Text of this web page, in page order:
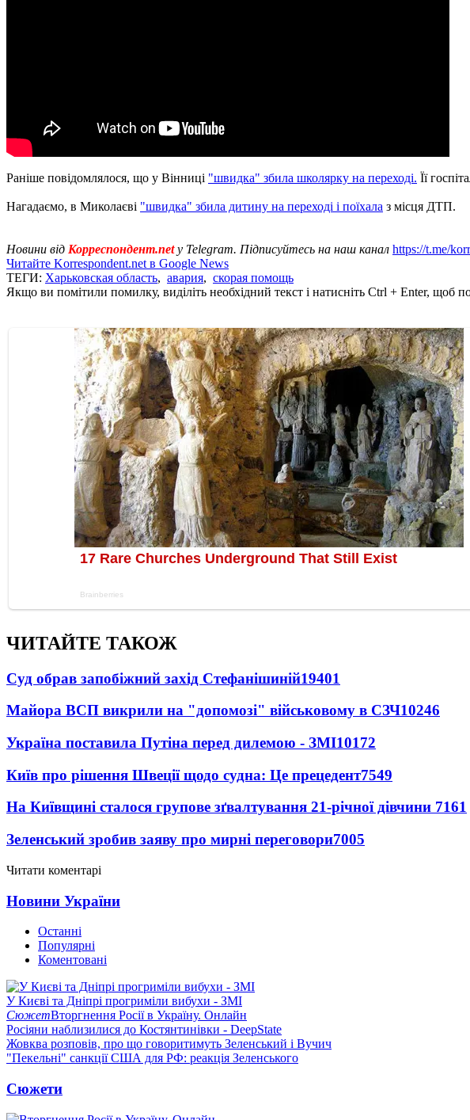
Раніше повідомлялося, що у Вінниці "швидка" збила школярку на переході. Її
Нагадаємо, в Миколаєві "швидка" збила дитину на переході і поїхала з місця ДТП.
Новини від Корреспондент.net у Telegram. Підписуйтесь на наш канал https://t.me/
Читайте Korrespondent.net в Google News
ТЕГИ: Харьковская область, авария, скорая помощь
Якщо ви помітили помилку, виділіть необхідний текст і натисніть Ctrl + Enter, щоб
ЧИТАЙТЕ ТАКОЖ
Суд обрав запобіжний захід Стефанішиній19401
Майора ВСП викрили на "допомозі" військовому в СЗЧ10246
Україна поставила Путіна перед дилемою - ЗМІ10172
Київ про рішення Швеції щодо судна: Це прецедент7549
На Київщині сталося групове зґвалтування 21-річної дівчини 7161
Зеленський зробив заяву про мирні переговори7005
Читати коментарі
Новини України
Останні
Популярні
Коментовані
У Києві та Дніпрі прогриміли вибухи - ЗМІ
СюжетВторгнення Росії в Україну. Онлайн
Росіяни наблизилися до Костянтинівки - DeepState
Жовква розповів, про що говоритимуть Зеленський і Вучич
"Пекельні" санкції США для РФ: реакція Зеленського
Сюжети